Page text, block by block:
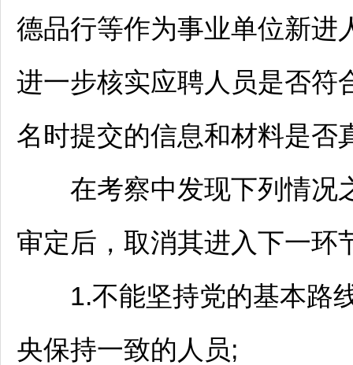
德品行等作为事业单位新进
进一步核实应聘人员是否符
名时提交的信息和材料是否
在考察中发现下列情况
审定后，取消其进入下一环
1.不能坚持党的基本路线
央保持一致的人员;